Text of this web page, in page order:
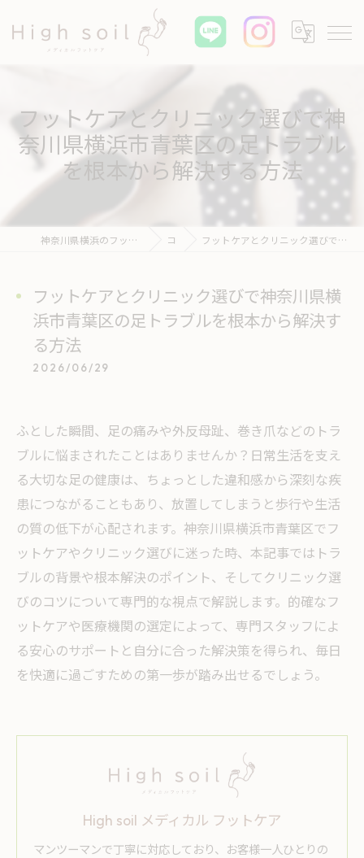
フットケアとクリニック選びで神
奈川県横浜市青葉区の足トラブル
を根本から解決する方法
神奈川県横浜のフットケアならHigh soil メディカル フットケア コラム フットケアとクリニック選びで神奈川県横浜市青葉区の足トラブルを根本から解決する方法
フットケアとクリニック選びで神奈川県横
浜市青葉区の足トラブルを根本から解決す
る方法
2026/06/29
ふとした瞬間、足の痛みや外反母趾、巻き爪などのトラ
ブルに悩まされたことはありませんか？日常生活を支え
る大切な足の健康は、ちょっとした違和感から深刻な疾
患につながることもあり、放置してしまうと歩行や生活
の質の低下が心配されます。神奈川県横浜市青葉区でフ
ットケアやクリニック選びに迷った時、本記事ではトラ
ブルの背景や根本解決のポイント、そしてクリニック選
びのコツについて専門的な視点で解説します。的確なフ
ットケアや医療機関の選定によって、専門スタッフによ
る安心のサポートと自分に合った解決策を得られ、毎日
を快適に過ごすための第一歩が踏み出せるでしょう。
High soil メディカル フットケア
マンツーマンで丁寧に対応しており、お客様一人ひとりの